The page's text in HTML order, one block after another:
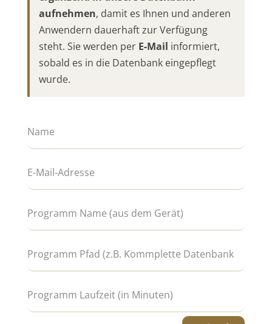
aufnehmen, damit es Ihnen und anderen
Anwendern dauerhaft zur Verfügung
steht. Sie werden per E-Mail informiert,
sobald es in die Datenbank eingepflegt
wurde.